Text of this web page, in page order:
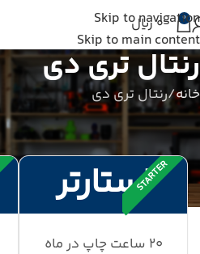
Skip to navigation
Skip to main content
0
0 ریال
رنتال تری دی
خانه رنتال تری دی
STARTERاستارتر
۲۰ ساعت چاپ در ماه
داخلی استفاده کنید.